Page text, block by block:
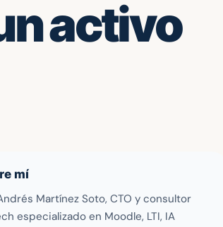
activo
mí
Martínez Soto, CTO y consultor
especializado en Moodle, LTI, IA